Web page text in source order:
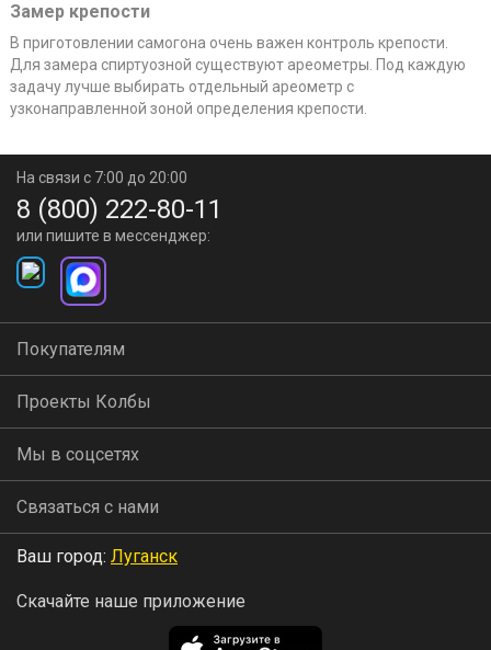
Замер крепости
В приготовлении самогона очень важен контроль крепости.
Для замера спиртуозной существуют ареометры. Под каждую
задачу лучше выбирать отдельный ареометр с
узконаправленной зоной определения крепости.
На связи с 7:00 до 20:00
8 (800) 222-80-11
или пишите в мессенджер:
Покупателям
Проекты Колбы
Мы в соцсетях
Связаться с нами
Ваш город: Луганск
Скачайте наше приложение